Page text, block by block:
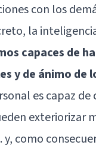
con los
la
capaces de
y de ánimo de
es capaz
exteriorizar
y, como